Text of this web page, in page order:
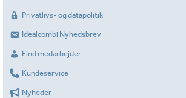
Privatlivs- og datapolitik
Idealcombi Nyhedsbrev
Find medarbejder
Kundeservice
Nyheder